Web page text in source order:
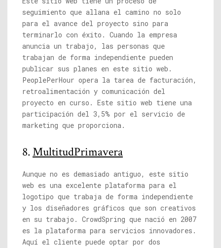
seguimiento que allana el camino no solo
para el avance del proyecto sino para
terminarlo con éxito. Cuando la empresa
anuncia un trabajo, las personas que
trabajan de forma independiente pueden
publicar sus planes en este sitio web.
PeoplePerHour opera la tarea de facturación,
retroalimentación y comunicación del
proyecto en curso. Este sitio web tiene una
participación del 3,5% por el servicio de
marketing que proporciona.
8.MultitudPrimavera
Aunque no es demasiado antiguo, este sitio
web es una excelente plataforma para el
logotipo que trabaja de forma independiente
y los diseñadores gráficos que son creativos
en su trabajo. CrowdSpring que nació en 2007
es la plataforma para servicios innovadores.
Aquí el cliente puede optar por dos